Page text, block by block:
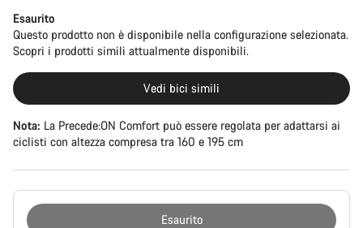
Esaurito
Questo prodotto non è disponibile nella configurazione selezionata.
Scopri i prodotti simili attualmente disponibili.
Vedi bici simili
Nota: La Precede:ON Comfort può essere regolata per adattarsi ai
ciclisti con altezza compresa tra 160 e 195 cm
Esaurito